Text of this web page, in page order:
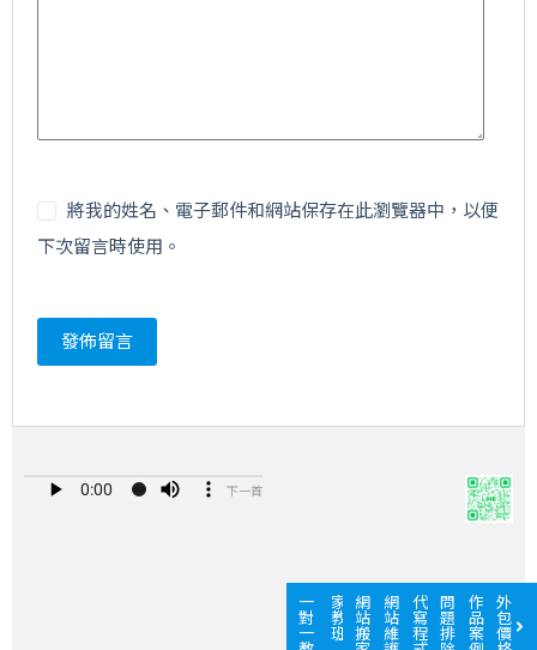
將我的姓名、電子郵件和網站保存在此瀏覽器中，以便
下次留言時使用。
發佈留言
下一首
一
對
一
家
教
班
網
站
搬
網
站
維
代
寫
程
問
題
排
作
品
案
外
包
價